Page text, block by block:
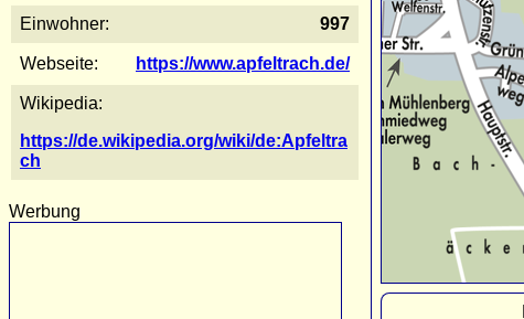
Einwohner: 997
Webseite: https://www.apfeltrach.de/
Wikipedia:
https://de.wikipedia.org/wiki/de:Apfeltra
ch
Werbung